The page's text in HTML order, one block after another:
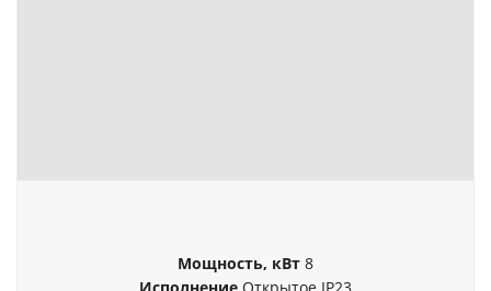
Мощность, кВт 8